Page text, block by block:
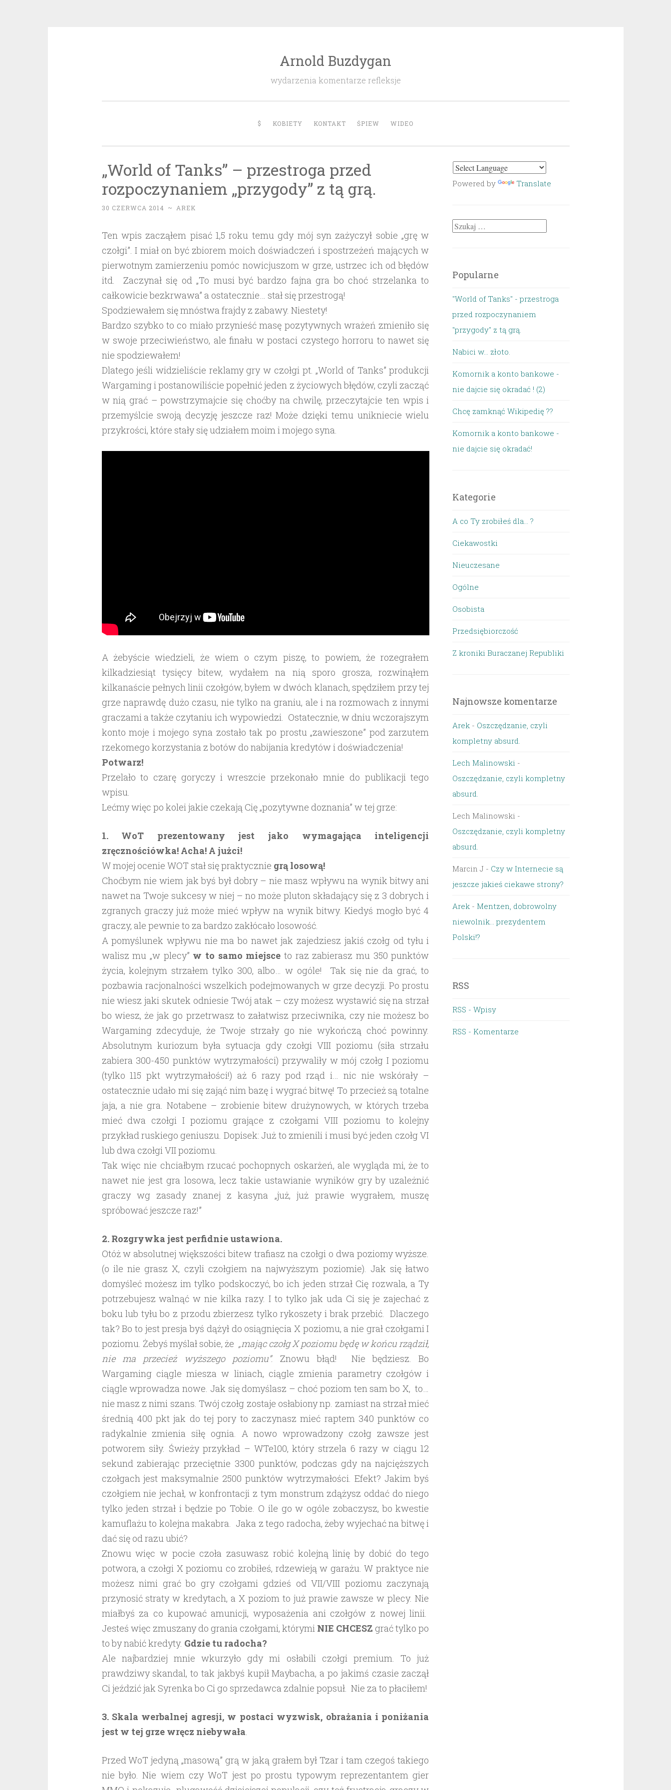
Arnold Buzdygan
wydarzenia komentarze refleksje
$ KOBIETY KONTAKT ŚPIEW WIDEO
„World of Tanks” – przestroga przed
rozpoczynaniem „przygody” z tą grą.
30 CZERWCA 2014 ~ AREK
Ten wpis zacząłem pisać 1,5 roku temu gdy mój syn zażyczył sobie „grę w
czołgi”. I miał on być zbiorem moich doświadczeń i spostrzeżeń mających w
pierwotnym zamierzeniu pomóc nowicjuszom w grze, ustrzec ich od błędów
itd. Zaczynał się od „To musi być bardzo fajna gra bo choć strzelanka to
całkowicie bezkrwawa” a ostatecznie… stał się przestrogą!
Spodziewałem się mnóstwa frajdy z zabawy. Niestety!
Bardzo szybko to co miało przynieść masę pozytywnych wrażeń zmieniło się
w swoje przeciwieństwo, ale finału w postaci czystego horroru to nawet się
nie spodziewałem!
Dlatego jeśli widzieliście reklamy gry w czołgi pt. „World of Tanks” produkcji
Wargaming i postanowiliście popełnić jeden z życiowych błędów, czyli zacząć
w nią grać – powstrzymajcie się choćby na chwilę, przeczytajcie ten wpis i
przemyślcie swoją decyzję jeszcze raz! Może dzięki temu unikniecie wielu
przykrości, które stały się udziałem moim i mojego syna.
A żebyście wiedzieli, że wiem o czym piszę, to powiem, że rozegrałem
kilkadziesiąt tysięcy bitew, wydałem na nią sporo grosza, rozwinąłem
kilkanaście pełnych linii czołgów, byłem w dwóch klanach, spędziłem przy tej
grze naprawdę dużo czasu, nie tylko na graniu, ale i na rozmowach z innymi
graczami a także czytaniu ich wypowiedzi. Ostatecznie, w dniu wczorajszym
konto moje i mojego syna zostało tak po prostu „zawieszone” pod zarzutem
rzekomego korzystania z botów do nabijania kredytów i doświadczenia!
Potwarz!
Przelało to czarę goryczy i wreszcie przekonało mnie do publikacji tego
wpisu.
Lećmy więc po kolei jakie czekają Cię „pozytywne doznania” w tej grze:
1. WoT prezentowany jest jako wymagająca inteligencji
zręcznościówka! Acha! A jużci!
W mojej ocenie WOT stał się praktycznie grą losową!
Choćbym nie wiem jak byś był dobry – nie masz wpływu na wynik bitwy ani
nawet na Twoje sukcesy w niej – no może pluton składający się z 3 dobrych i
zgranych graczy już może mieć wpływ na wynik bitwy. Kiedyś mogło być 4
graczy, ale pewnie to za bardzo zakłócało losowość.
A pomyślunek wpływu nie ma bo nawet jak zajedziesz jakiś czołg od tyłu i
walisz mu „w plecy” w to samo miejsce to raz zabierasz mu 350 punktów
życia, kolejnym strzałem tylko 300, albo… w ogóle! Tak się nie da grać, to
pozbawia racjonalności wszelkich podejmowanych w grze decyzji. Po prostu
nie wiesz jaki skutek odniesie Twój atak – czy możesz wystawić się na strzał
bo wiesz, że jak go przetrwasz to załatwisz przeciwnika, czy nie możesz bo
Wargaming zdecyduje, że Twoje strzały go nie wykończą choć powinny.
Absolutnym kuriozum była sytuacja gdy czołgi VIII poziomu (siła strzału
zabiera 300-450 punktów wytrzymałości) przywaliły w mój czołg I poziomu
(tylko 115 pkt wytrzymałości!) aż 6 razy pod rząd i… nic nie wskórały –
ostatecznie udało mi się zająć nim bazę i wygrać bitwę! To przecież są totalne
jaja, a nie gra. Notabene – zrobienie bitew drużynowych, w których trzeba
mieć dwa czołgi I poziomu grające z czołgami VIII poziomu to kolejny
przykład ruskiego geniuszu. Dopisek: Już to zmienili i musi być jeden czołg VI
lub dwa czołgi VII poziomu.
Tak więc nie chciałbym rzucać pochopnych oskarżeń, ale wygląda mi, że to
nawet nie jest gra losowa, lecz takie ustawianie wyników gry by uzależnić
graczy wg zasady znanej z kasyna „już, już prawie wygrałem, muszę
spróbować jeszcze raz!”
2. Rozgrywka jest perfidnie ustawiona.
Otóż w absolutnej większości bitew trafiasz na czołgi o dwa poziomy wyższe.
(o ile nie grasz X, czyli czołgiem na najwyższym poziomie). Jak się łatwo
domyśleć możesz im tylko podskoczyć, bo ich jeden strzał Cię rozwala, a Ty
potrzebujesz walnąć w nie kilka razy. I to tylko jak uda Ci się je zajechać z
boku lub tyłu bo z przodu zbierzesz tylko rykoszety i brak przebić. Dlaczego
tak? Bo to jest presja byś dążył do osiągnięcia X poziomu, a nie grał czołgami I
poziomu. Żebyś myślał sobie, że „mając czołg X poziomu będę w końcu rządził,
nie ma przecież wyższego poziomu”. Znowu błąd! Nie będziesz. Bo
Wargaming ciągle miesza w liniach, ciągle zmienia parametry czołgów i
ciągle wprowadza nowe. Jak się domyślasz – choć poziom ten sam bo X, to…
nie masz z nimi szans. Twój czołg zostaje osłabiony np. zamiast na strzał mieć
średnią 400 pkt jak do tej pory to zaczynasz mieć raptem 340 punktów co
radykalnie zmienia siłę ognia. A nowo wprowadzony czołg zawsze jest
potworem siły. Świeży przykład – WTe100, który strzela 6 razy w ciągu 12
sekund zabierając przeciętnie 3300 punktów, podczas gdy na najcięższych
czołgach jest maksymalnie 2500 punktów wytrzymałości. Efekt? Jakim byś
czołgiem nie jechał, w konfrontacji z tym monstrum zdążysz oddać do niego
tylko jeden strzał i będzie po Tobie. O ile go w ogóle zobaczysz, bo kwestie
kamuflażu to kolejna makabra. Jaka z tego radocha, żeby wyjechać na bitwę i
dać się od razu ubić?
Znowu więc w pocie czoła zasuwasz robić kolejną linię by dobić do tego
potwora, a czołgi X poziomu co zrobiłeś, rdzewieją w garażu. W praktyce nie
możesz nimi grać bo gry czołgami gdzieś od VII/VIII poziomu zaczynają
przynosić straty w kredytach, a X poziom to już prawie zawsze w plecy. Nie
miałbyś za co kupować amunicji, wyposażenia ani czołgów z nowej linii.
Jesteś więc zmuszany do grania czołgami, którymi NIE CHCESZ grać tylko po
to by nabić kredyty. Gdzie tu radocha?
Ale najbardziej mnie wkurzyło gdy mi osłabili czołgi premium. To już
prawdziwy skandal, to tak jakbyś kupił Maybacha, a po jakimś czasie zaczął
Ci jeździć jak Syrenka bo Ci go sprzedawca zdalnie popsuł. Nie za to płaciłem!
3. Skala werbalnej agresji, w postaci wyzwisk, obrażania i poniżania
jest w tej grze wręcz niebywała
Przed WoT jedyną „masową” grą w jaką grałem był Tzar i tam czegoś takiego
nie było. Nie wiem czy WoT jest po prostu typowym reprezentantem gier
Powered by Translate
Szukaj:
Popularne
"World of Tanks" - przestroga
przed rozpoczynaniem
"przygody" z tą grą.
Nabici w... złoto.
Komornik a konto bankowe -
nie dajcie się okradać ! (2)
Chcę zamknąć Wikipedię ??
Komornik a konto bankowe -
nie dajcie się okradać!
Kategorie
A co Ty zrobiłeś dla… ?
Ciekawostki
Nieuczesane
Ogólne
Osobista
Przedsiębiorczość
Z kroniki Buraczanej Republiki
Najnowsze komentarze
Arek - Oszczędzanie, czyli
kompletny absurd.
Lech Malinowski -
Oszczędzanie, czyli kompletny
absurd.
Lech Malinowski -
Oszczędzanie, czyli kompletny
absurd.
Marcin J - Czy w Internecie są
jeszcze jakieś ciekawe strony?
Arek - Mentzen, dobrowolny
niewolnik… prezydentem
Polski!?
RSS
RSS - Wpisy
RSS - Komentarze